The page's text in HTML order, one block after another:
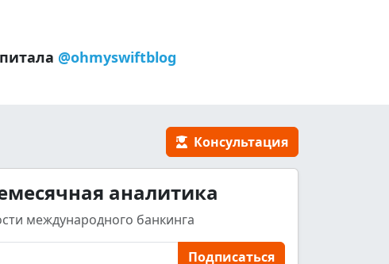
@ohmyswiftblog
Консультация
аналитика
международного банкинга
Подписаться